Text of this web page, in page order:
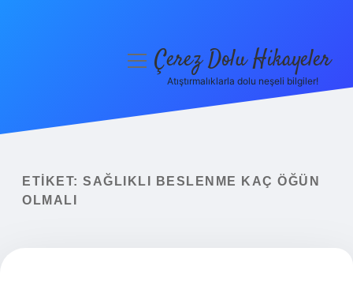
Yasal Uyarı
menüyüÇerez Dolu Hikayeler
Atıştırmalıklarla dolu neşeli bilgiler!
ETIKET: SAĞLIKLI BESLENME KAÇ ÖĞÜN
OLMALI